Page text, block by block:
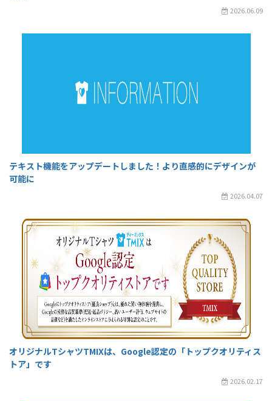
2026.06.09
テキスト機能をアップデートしました！より直感的にデザインが
可能に
2026.04.07
オリジナルTシャツTMIXは、Google認定の「トップクオリティス
トア」です
2026.02.17